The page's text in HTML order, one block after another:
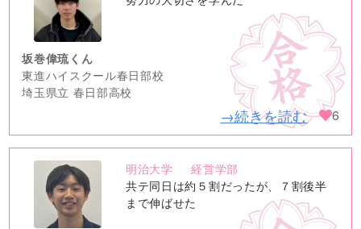
image
坂巻偉琉くん
東進ハイスクール春日部校
埼玉県立 春日部高校
→続きを読む 6
no
image
明治大学
経営学部
共テ同日は約５割だったが、７割後半
まで伸ばせた